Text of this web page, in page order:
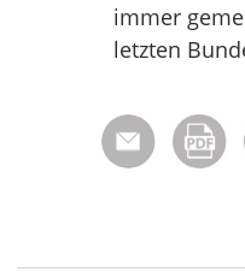
immer
letzten